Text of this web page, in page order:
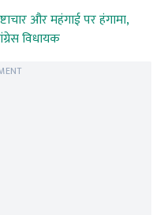
और महंगाई पर हंगामा,
विधायक